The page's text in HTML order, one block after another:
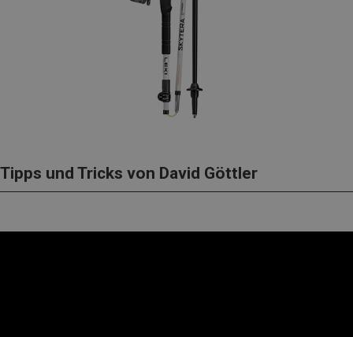
Tipps und Tricks von David Göttler